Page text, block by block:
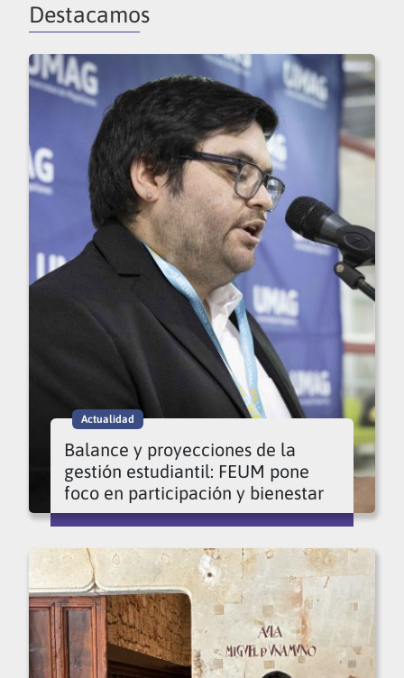
Destacamos
Actualidad
Balance y proyecciones de la
gestión estudiantil: FEUM pone
foco en participación y bienestar